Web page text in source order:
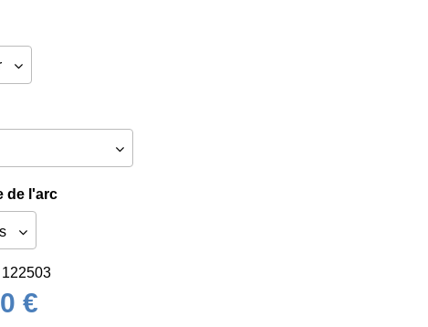
de l'arc
122503
€